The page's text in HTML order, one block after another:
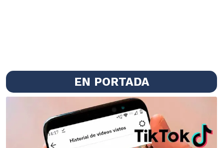
EN PORTADA